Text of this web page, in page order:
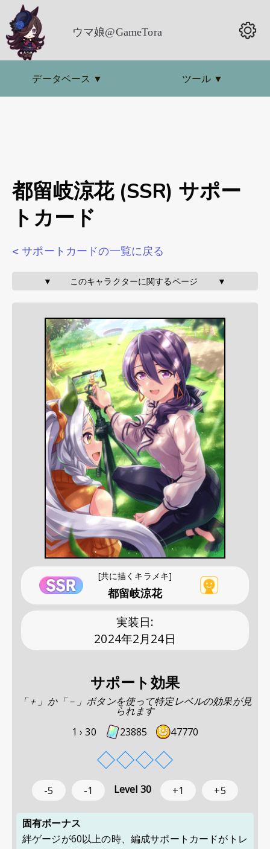
ウマ娘@GameTora
データベース ▼ ツール ▼
都留岐涼花 (SSR) サポー
トカード
< サポートカードの一覧に戻る
▼       このキャラクターに関するページ        ▼
[共に描くキラメキ]
都留岐涼花
実装日:
2024年2月24日
サポート効果
「＋」か「－」ボタンを使って特定レベルの効果が見
られます
1 ›30 23885 47770
◇◇◇◇
-5 -1 Level 30 +1 +5
固有ボーナス
絆ゲージが60以上の時、編成サポートカードがトレ